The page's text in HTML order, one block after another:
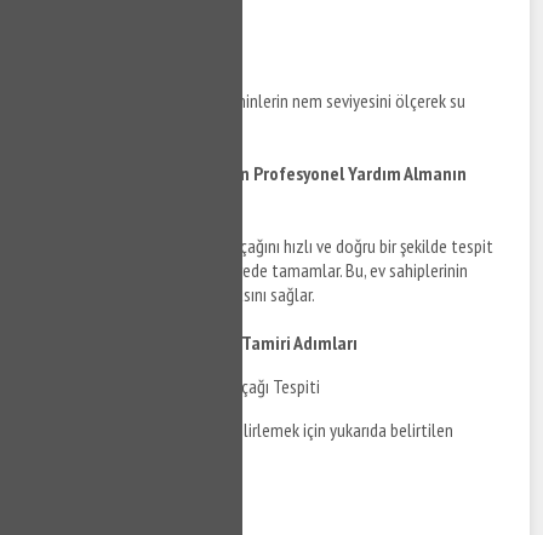
Nem ölçerler, duvarların ve zeminlerin nem seviyesini ölçerek su
Banyo Su Kaçağı Onarımı İçin Profesyonel Yardım Almanın
Profesyonel tesisatçılar, su kaçağını hızlı ve doğru bir şekilde tespit
ederek, onarım sürecini kısa sürede tamamlar. Bu, ev sahiplerinin
gereksiz masraflardan kaçınmasını sağlar.
Tahtakale Banyo Su Kaçağı Tamiri Adımları
Tahtakale Banyo Su Kaçağı Tespiti
Öncelikle su kaçağının yerini belirlemek için yukarıda belirtilen